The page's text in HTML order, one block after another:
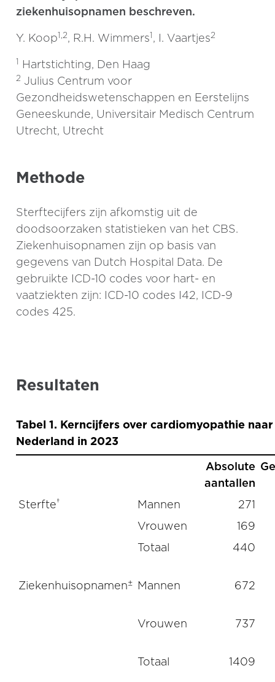
ziekenhuisopnamen beschreven.
Y. Koop1,2, R.H. Wimmers1, I. Vaartjes2
1 Hartstichting, Den Haag
2 Julius Centrum voor
Gezondheidswetenschappen en Eerstelijns
Geneeskunde, Universitair Medisch Centrum
Utrecht, Utrecht
Methode
Sterftecijfers zijn afkomstig uit de
doodsoorzaken statistieken van het CBS.
Ziekenhuisopnamen zijn op basis van
gegevens van Dutch Hospital Data. De
gebruikte ICD-10 codes voor hart- en
vaatziekten zijn: ICD-10 codes I42, ICD-9
codes 425.
Resultaten
Tabel 1. Kerncijfers over cardiomyopathie
Nederland in 2023
Absolute
aantallen
Sterfte† Mannen
271
Vrouwen
169
Totaal
440
Ziekenhuisopnamen± Mannen 672
Vrouwen 737
Totaal 1409